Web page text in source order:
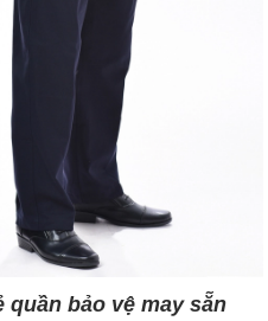
quần bảo vệ may sẵn